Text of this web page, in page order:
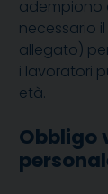
adempiono
necessario
allegato)
i lavoratori
età.
Obbligo